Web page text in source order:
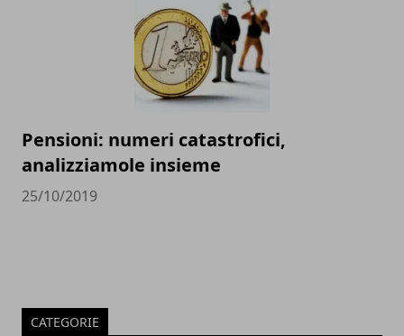
Pensioni: numeri catastrofici,
analizziamole insieme
25/10/2019
CATEGORIE